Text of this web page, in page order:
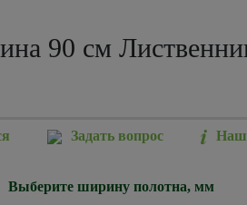
90 см
Задать вопрос
Выберите ширину полотна, мм